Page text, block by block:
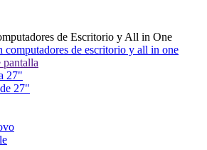
de Escritorio y All in One
computadores de escritorio y all in one
pantalla
27"
27"